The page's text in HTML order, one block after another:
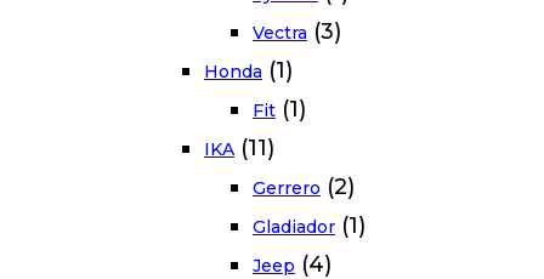
Vectra (3)
Honda (1)
Fit (1)
IKA (11)
Gerrero (2)
Gladiador (1)
Jeep (4)